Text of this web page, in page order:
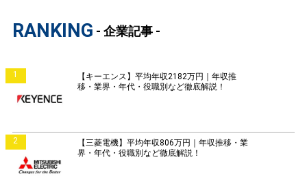
RANKING - 企業記事 -
1
【キーエンス】平均年収2182万円｜年収推
移・業界・年代・役職別など徹底解説！
2
【三菱電機】平均年収806万円｜年収推移・業
界・年代・役職別など徹底解説！